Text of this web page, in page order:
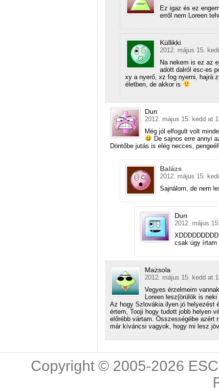
Ez igaz és ez
erről nem Loreen
Küllikki
2012. május 15.
Na nekem is ez az
adott dalról esc-es
xy a nyerő, xz fog nyerni, hajrá
életben, de akkor is
Dun
2012. május 15. kedd at
Még jól elfogult volt
De sajnos erre annyi
Döntőbe jutás is elég necces,
Balázs
2012. május 15.
Sajnálom, de nem
Dun
2012. május
csak úgy írtam
Mazsola
2012. május 15. kedd at
Vegyes érzelmeim
Loreen lesz(örülök is
Az hogy Szlovákia ilyen jó helyezést
értem, Tooji hogy tudott jobb helyen
előrébb vártam. Összességébe azért
már kíváncsi vagyok, hogy mi lesz
Copyright © 2005-2026